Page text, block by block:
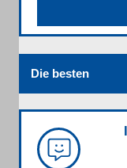
Die besten